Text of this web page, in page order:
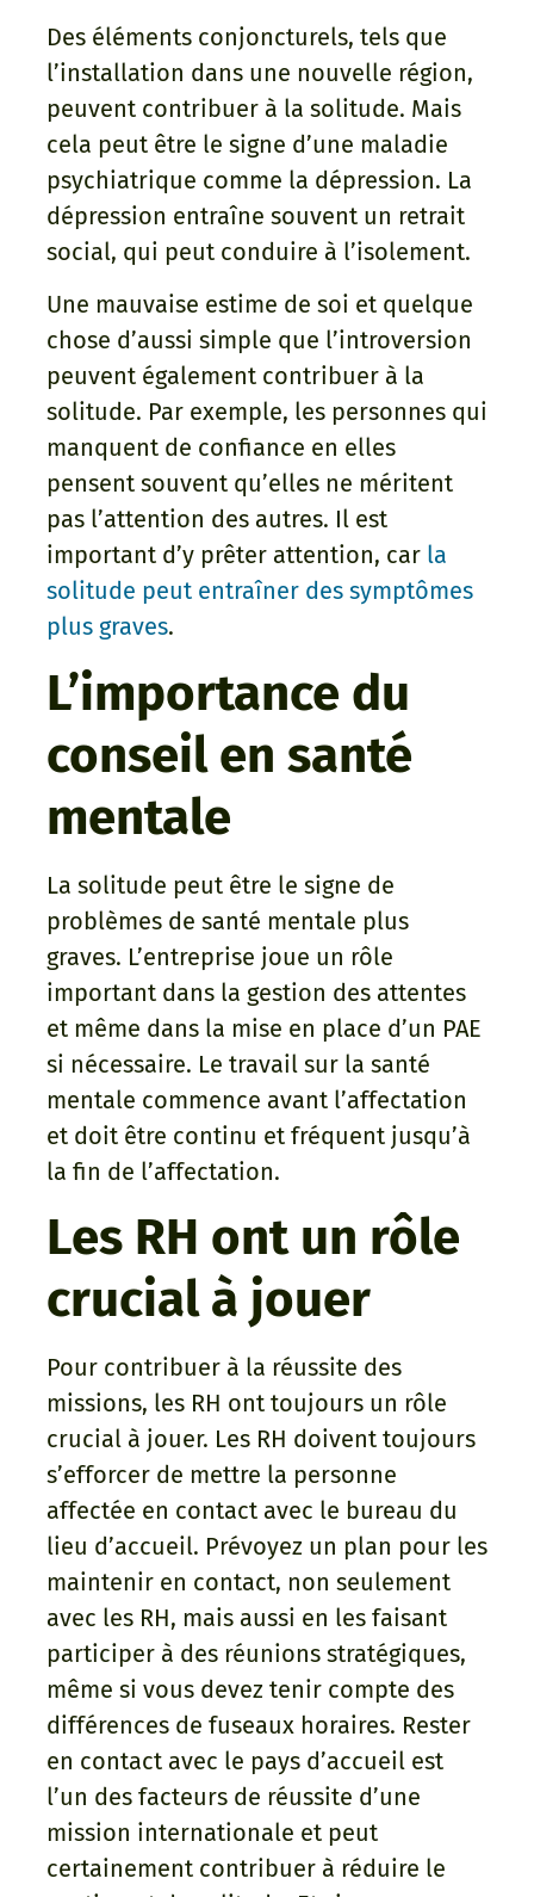
Des éléments conjoncturels, tels que
l’installation dans une nouvelle région,
peuvent contribuer à la solitude. Mais
cela peut être le signe d’une maladie
psychiatrique comme la dépression. La
dépression entraîne souvent un retrait
social, qui peut conduire à l’isolement.
Une mauvaise estime de soi et quelque
chose d’aussi simple que l’introversion
peuvent également contribuer à la
solitude. Par exemple, les personnes qui
manquent de confiance en elles
pensent souvent qu’elles ne méritent
pas l’attention des autres. Il est
important d’y prêter attention, car la
solitude peut entraîner des symptômes
plus graves.
L’importance du
conseil en santé
mentale
La solitude peut être le signe de
problèmes de santé mentale plus
graves. L’entreprise joue un rôle
important dans la gestion des attentes
et même dans la mise en place d’un PAE
si nécessaire. Le travail sur la santé
mentale commence avant l’affectation
et doit être continu et fréquent jusqu’à
la fin de l’affectation.
Les RH ont un rôle
crucial à jouer
Pour contribuer à la réussite des
missions, les RH ont toujours un rôle
crucial à jouer. Les RH doivent toujours
s’efforcer de mettre la personne
affectée en contact avec le bureau du
lieu d’accueil. Prévoyez un plan pour les
maintenir en contact, non seulement
avec les RH, mais aussi en les faisant
participer à des réunions stratégiques,
même si vous devez tenir compte des
différences de fuseaux horaires. Rester
en contact avec le pays d’accueil est
l’un des facteurs de réussite d’une
mission internationale et peut
certainement contribuer à réduire le